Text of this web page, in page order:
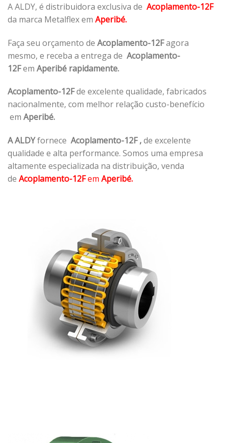
A ALDY, é distribuidora exclusiva de Acoplamento-12F
da marca Metalflex em Aperibé.
Faça seu orçamento de Acoplamento-12Fagora
mesmo, e receba a entrega de Acoplamento-
12Fem Aperibé rapidamente.
Acoplamento-12Fde excelente qualidade, fabricados
nacionalmente, com melhor relação custo-benefício
em Aperibé.
A ALDYfornece Acoplamento-12F ,de excelente
qualidade e alta performance. Somos uma empresa
altamente especializada na distribuição, venda
de Acoplamento-12Fem Aperibé.